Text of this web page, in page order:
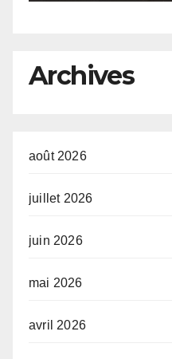
Archives
août 2026
juillet 2026
juin 2026
mai 2026
avril 2026